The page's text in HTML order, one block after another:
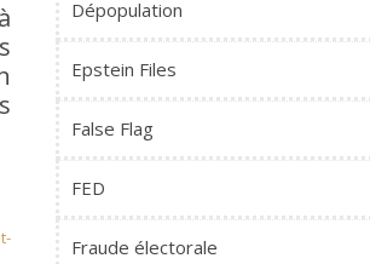
Dépopulation
Epstein Files
False Flag
FED
Fraude électorale